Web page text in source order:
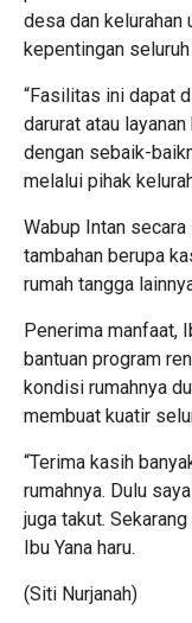
desa dan kelurahan
kepentingan
“Fasilitas ini dapat
darurat atau
dengan sebaik-
melalui pihak
Wabup Intan
tambahan berupa
rumah tangga
Penerima manfaat,
bantuan program
kondisi rumahnya
membuat kuatir
“Terima kasih
rumahnya. Dulu
juga takut.
Ibu Yana haru.
(Siti Nurjanah)